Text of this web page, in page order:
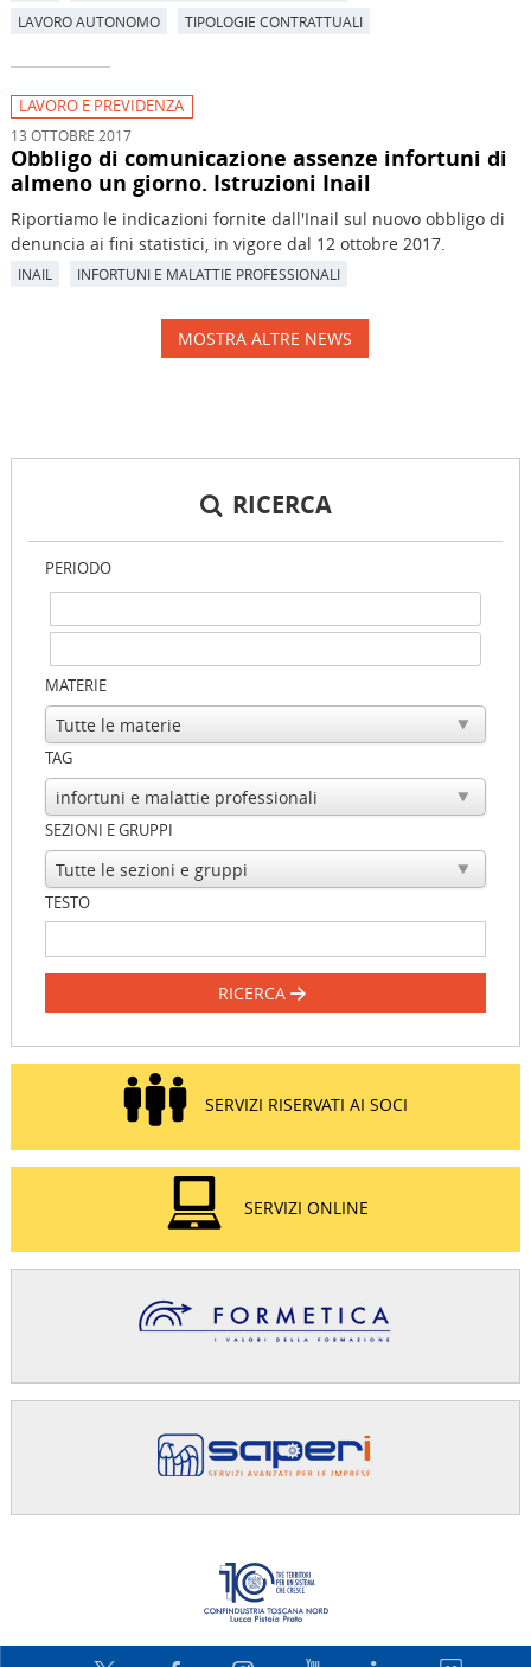
LAVORO AUTONOMO
TIPOLOGIE CONTRATTUALI
LAVORO E PREVIDENZA
13 OTTOBRE 2017
Obbligo di comunicazione assenze infortuni di
almeno un giorno. Istruzioni Inail
Riportiamo le indicazioni fornite dall'Inail sul nuovo obbligo di
denuncia ai fini statistici, in vigore dal 12 ottobre 2017.
INAIL INFORTUNI E MALATTIE PROFESSIONALI
MOSTRA ALTRE NEWS
RICERCA
PERIODO
MATERIE
TAG
SEZIONI E GRUPPI
TESTO
RICERCA
SERVIZI RISERVATI AI SOCI
SERVIZI ONLINE